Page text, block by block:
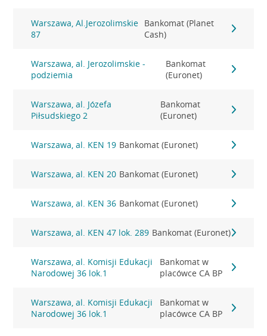
Warszawa, Al.Jerozolimskie
87
Bankomat (Planet
Cash)
Warszawa, al. Jerozolimskie -
podziemia
Bankomat
(Euronet)
Warszawa, al. Józefa
Piłsudskiego 2
Bankomat
(Euronet)
Warszawa, al. KEN 19 Bankomat (Euronet)
Warszawa, al. KEN 20 Bankomat (Euronet)
Warszawa, al. KEN 36 Bankomat (Euronet)
Warszawa, al. KEN 47 lok. 289 Bankomat (Euronet)
Warszawa, al. Komisji Edukacji
Narodowej 36 lok.1
Bankomat w
placówce CA BP
Warszawa, al. Komisji Edukacji
Narodowej 36 lok.1
Bankomat w
placówce CA BP